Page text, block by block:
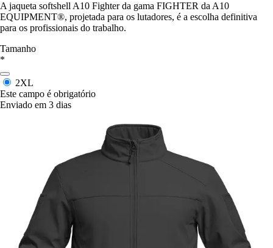
A jaqueta softshell A10 Fighter da gama FIGHTER da A10
EQUIPMENT®, projetada para os lutadores, é a escolha definitiva
para os profissionais do trabalho.
Tamanho
*
2XL
Este campo é obrigatório
Enviado em 3 dias